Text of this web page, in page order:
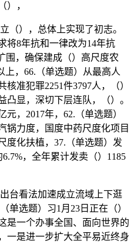
），
），总体上实现了初志。
将8年抗和一律改为14年抗
围，确保建成（）高尺度农
上，66.（单选题）从最高人
准犯罪2251件3797人，（）
凸显，深切下层连队，（）。
，2017年，62.（单选题）
锅力度，国度中药尺度化项目
度化扶植，37.（单选题）发
，全年累计发卖（）1185
看法加速成立流域上下逛
单选题）习1月23日正在（）
是一个办事全国、面向世界的
一是进一步扩大全平易近终身